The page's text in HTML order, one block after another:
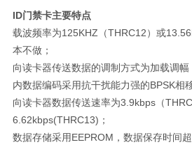
ID门禁卡主要特点
载波频率为125KHZ（THRC12）或
本不做；
向读卡器传送数据的调制方式为加载调幅
内数据编码采用抗干扰能力强的BPSK相
向读卡器数据传送速率为3.9kbps（
6.62kbps(THRC13)；
数据存储采用EEPROM，数据保存时间超